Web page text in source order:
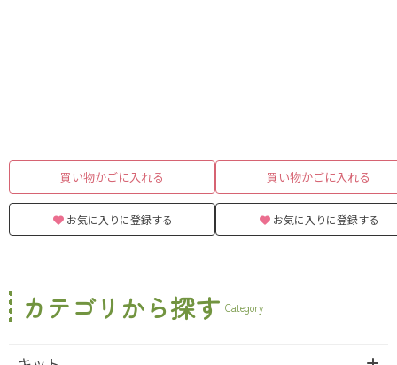
買い物かごに入れる
お気に入りに登録する
買い物かごに入れる
お気に入りに登録する
カテゴリから探す Category